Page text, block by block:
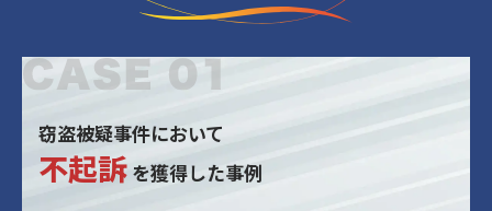
窃盗被疑事件において
不起訴 を獲得した事例